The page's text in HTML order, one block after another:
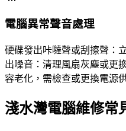
電腦異常聲音處理
硬碟發出咔噠聲或刮擦聲：
出噪音：清理風扇灰塵或更
容老化，需檢查或更換電源
淺水灣電腦維修常